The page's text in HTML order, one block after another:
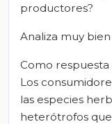
productores?
Analiza muy
Como respuesta
Los
las especies
heterótrofos